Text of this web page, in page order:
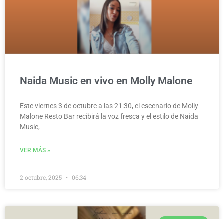
Naida Music en vivo en Molly Malone
Este viernes 3 de octubre a las 21:30, el escenario de Molly
Malone Resto Bar recibirá la voz fresca y el estilo de Naida
Music,
VER MÁS »
2 octubre, 2025 06:34